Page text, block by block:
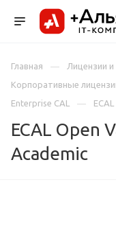
Главная
Лицензии и
Корпоративные
Enterprise CAL
ECAL Open
Academic